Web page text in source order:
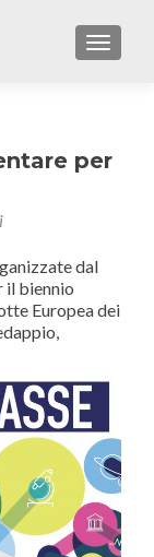
per
dal
il biennio
Europea dei